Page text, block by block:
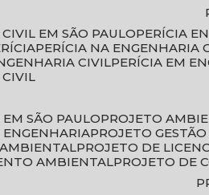
CIVIL EM SÃO PAULO
PERÍCIA
PERÍCIA NA ENGENHARIA
CIVIL
PERÍCIA EM
CIVIL
EM SÃO PAULO
PROJETO
ENGENHARIA
PROJETO
AMBIENTAL
PROJETO DE
AMBIENTAL
PROJETO DE